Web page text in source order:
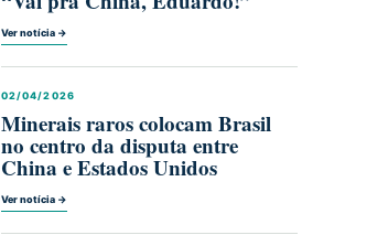
Ver notícia →
02/04/2026
Minerais raros colocam Brasil
no centro da disputa entre
China e Estados Unidos
Ver notícia →